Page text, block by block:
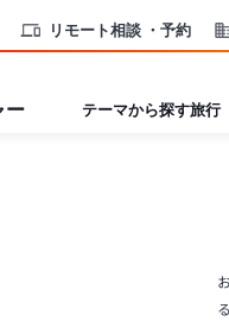
リモート相談 ・予約
ー テーマから探す旅行